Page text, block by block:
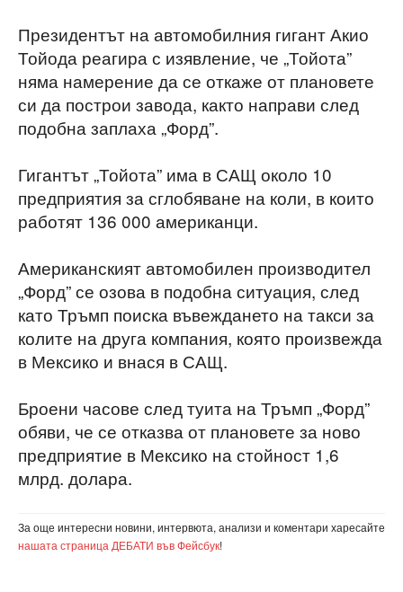
Президентът на автомобилния гигант Акио
Тойода реагира с изявление, че „Тойота”
няма намерение да се откаже от плановете
си да построи завода, както направи след
подобна заплаха „Форд”.
Гигантът „Тойота” има в САЩ около 10
предприятия за сглобяване на коли, в които
работят 136 000 американци.
Американският автомобилен производител
„Форд” се озова в подобна ситуация, след
като Тръмп поиска въвеждането на такси за
колите на друга компания, която произвежда
в Мексико и внася в САЩ.
Броени часове след туита на Тръмп „Форд”
обяви, че се отказва от плановете за ново
предприятие в Мексико на стойност 1,6
млрд. долара.
За още интересни новини, интервюта, анализи и коментари харесайте
нашата страница ДЕБАТИ във Фейсбук!